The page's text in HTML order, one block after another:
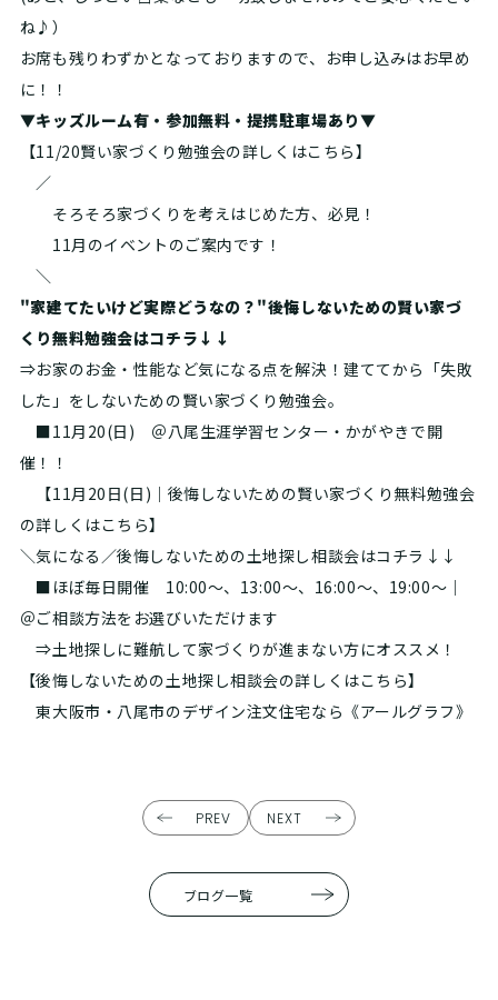
ね♪）
お席も残りわずかとなっておりますので、お申し込みはお早め
に！！
▼キッズルーム有・参加無料・提携駐車場あり▼
【11/20賢い家づくり勉強会の詳しくはこちら】
／
そろそろ家づくりを考えはじめた方、必見！
11月のイベントのご案内です！
＼
"家建てたいけど実際どうなの？"後悔しないための賢い家づ
くり無料勉強会はコチラ↓↓
⇒お家のお金・性能など気になる点を解決！建ててから「失敗
した」をしないための賢い家づくり勉強会。
■11月20(日) ＠八尾生涯学習センター・かがやきで開
催！！
【11月20日(日)｜後悔しないための賢い家づくり無料勉強会
の詳しくはこちら】
＼気になる／後悔しないための土地探し相談会はコチラ↓↓
■ほぼ毎日開催 10:00～、13:00～、16:00～、19:00～｜
＠ご相談方法をお選びいただけます
⇒土地探しに難航して家づくりが進まない方にオススメ！
【後悔しないための土地探し相談会の詳しくはこちら】
東大阪市・八尾市のデザイン注文住宅なら 《アールグラフ》
PREV NEXT
ブログ一覧